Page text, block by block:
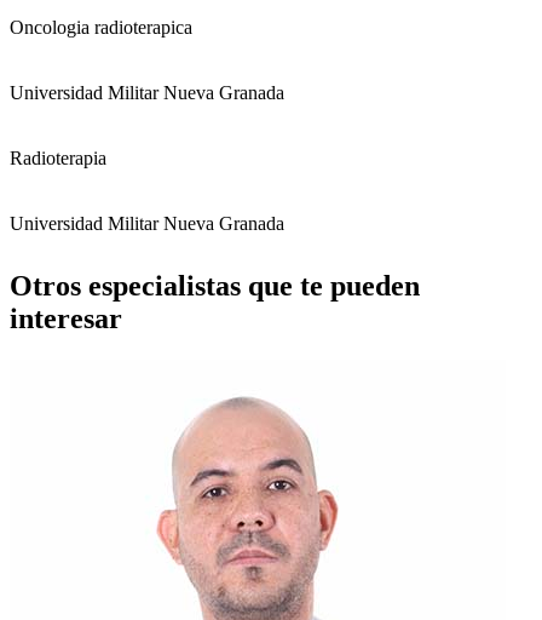
Oncologia radioterapica
Universidad Militar Nueva Granada
Radioterapia
Universidad Militar Nueva Granada
Otros especialistas que te pueden
interesar